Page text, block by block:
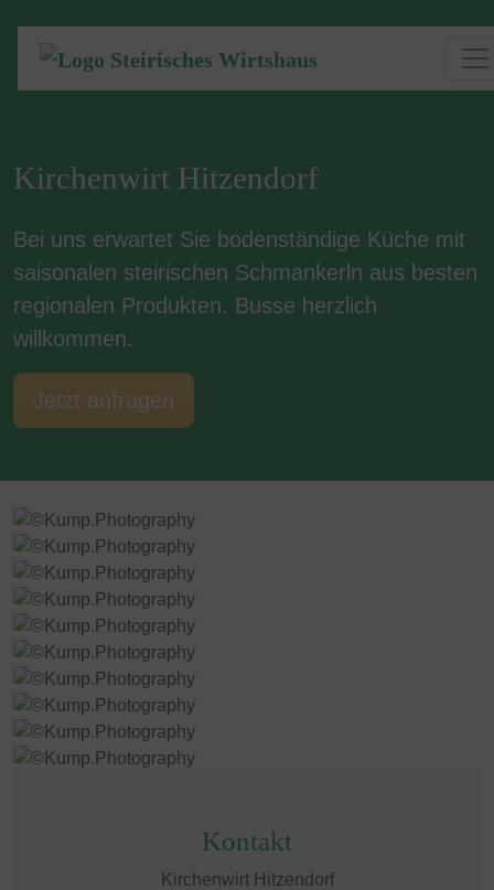
Kirchenwirt Hitzendorf
Bei uns erwartet Sie bodenständige Küche mit
saisonalen steirischen Schmankerln aus besten
regionalen Produkten. Busse herzlich
willkommen.
Jetzt anfragen
Kontakt
Kirchenwirt Hitzendorf